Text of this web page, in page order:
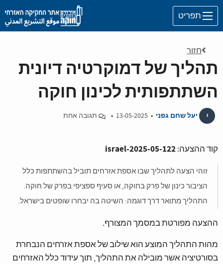
Skip to main content
חזור
תהליך של דמוקרטיה דיונית
השתתפותית לכינון חוקה
י יעל שחם גפני •
• תגובה אחת
קוד ההצעה:israel-2025-05-122
זוהי הצעה לתהליך שבו אספת אזרחים תוביל בהשתתפות כלל
הציבור כינון של פרק בחוקה, או סעיף ספציפי בפרק של חוקה.
התהליך מתואר דרך דוגמה: השיטה בה יבחרו שופטים בישראל.
ההצעה מפורטת במסמך המצורף.
מהות התהליך המוצע הוא שילוב של אספת אזרחים הנבחרת
בסורטיציה אשר מובילה את התהליך, תוך עידוד כלל האזרחים